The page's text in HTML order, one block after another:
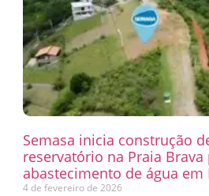
Semasa inicia construção
reservatório na Praia
abastecimento de água em
4 de fevereiro de 2026